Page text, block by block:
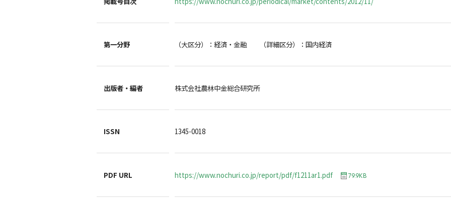
第一分野 （大区分）：経済・金融 （詳細区分）：国内経済
出版者・編者 株式会社農林中金総合研究所
ISSN 1345-0018
PDF URL https://www.nochuri.co.jp/report/pdf/f1211ar1.pdf 79.9KB